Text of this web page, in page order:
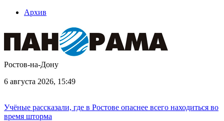
Архив
Ростов-на-Дону
6 августа 2026, 15:49
Учёные рассказали, где в Ростове опаснее всего находиться во
время шторма